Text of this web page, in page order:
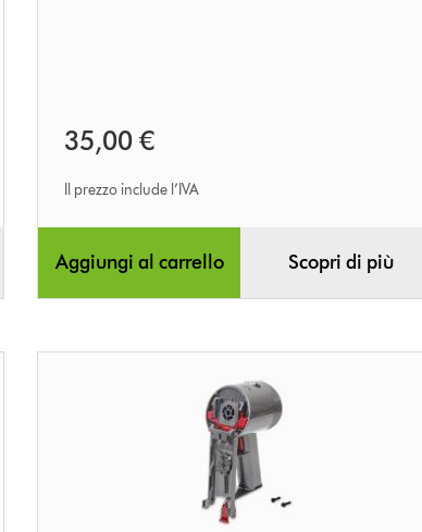
35,00 €
Il prezzo include l’IVA
Aggiungi al carrello Scopri di più